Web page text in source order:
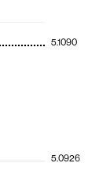
5.0926
5.1090